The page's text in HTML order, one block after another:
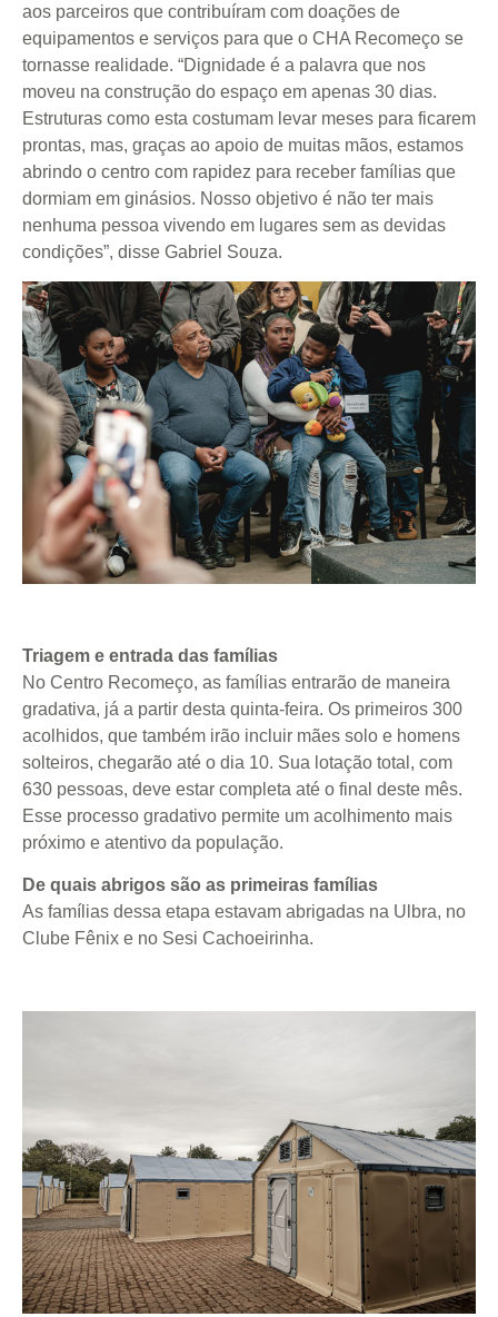
aos parceiros que contribuíram com doações de
equipamentos e serviços para que o CHA Recomeço se
tornasse realidade. “Dignidade é a palavra que nos
moveu na construção do espaço em apenas 30 dias.
Estruturas como esta costumam levar meses para ficarem
prontas, mas, graças ao apoio de muitas mãos, estamos
abrindo o centro com rapidez para receber famílias que
dormiam em ginásios. Nosso objetivo é não ter mais
nenhuma pessoa vivendo em lugares sem as devidas
condições”, disse Gabriel Souza.
Triagem e entrada das famílias
No Centro Recomeço, as famílias entrarão de maneira
gradativa, já a partir desta quinta-feira. Os primeiros 300
acolhidos, que também irão incluir mães solo e homens
solteiros, chegarão até o dia 10. Sua lotação total, com
630 pessoas, deve estar completa até o final deste mês.
Esse processo gradativo permite um acolhimento mais
próximo e atentivo da população.
De quais abrigos são as primeiras famílias
As famílias dessa etapa estavam abrigadas na Ulbra, no
Clube Fênix e no Sesi Cachoeirinha.